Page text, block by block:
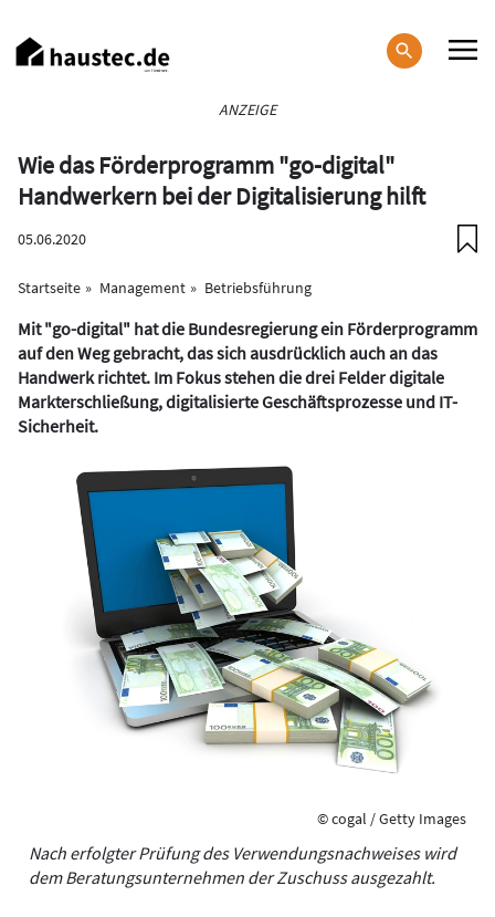
zum
Inhalt
ANZEIGE
Wie das Förderprogramm "go-digital"
Handwerkern bei der Digitalisierung hilft
05.06.2020
Startseite Management Betriebsführung
Mit "go-digital" hat die Bundesregierung ein Förderprogramm
auf den Weg gebracht, das sich ausdrücklich auch an das
Handwerk richtet. Im Fokus stehen die drei Felder digitale
Markterschließung, digitalisierte Geschäftsprozesse und IT-
Sicherheit.
© cogal / Getty Images
Nach ­erfolgter ­Prüfung des Verwendungsnachweises wird
dem Beratungsunternehmen der Zuschuss ausgezahlt.